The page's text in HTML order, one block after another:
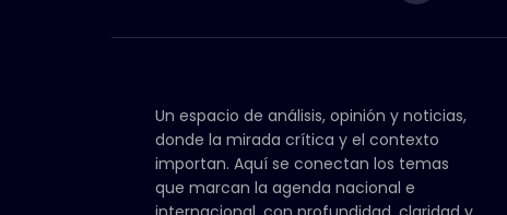
Un espacio de análisis, opinión y noticias,
donde la mirada crítica y el contexto
importan. Aquí se conectan los temas
que marcan la agenda nacional e